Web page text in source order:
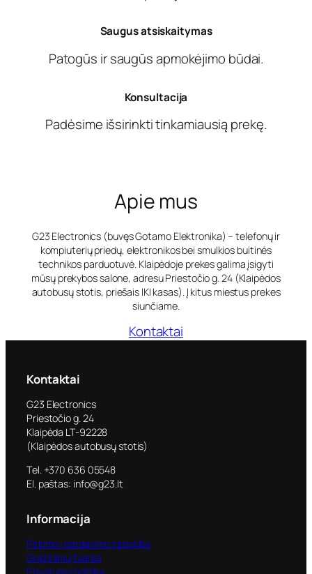
Saugus atsiskaitymas
Patogūs ir saugūs apmokėjimo būdai.
Konsultacija
Padėsime išsirinkti tinkamiausią prekę.
Apie mus
G23 Electronics (buvęs Gotamo Elektronika) – telefonų ir
kompiuterių priedų, elektronikos bei smulkios buitinės
technikos parduotuvė. Klaipėdoje prekes galima įsigyti
mūsų prekybos salone, adresu Priestočio g. 24 (Klaipėdos
autobusų stotis, priešais IKI kasas). Į kitus miestus prekes
siunčiame.
Kontaktai
Kontaktai
G23 Electronics
Priestočio g. 24
Klaipėda LT-92228
(Klaipėdos autobusų stotis)
Tel. +370 636 05548
El. paštas: info@g23.lt
Informacija
Pirkimo–pardavimo taisyklės
Grąžinimų tvarka